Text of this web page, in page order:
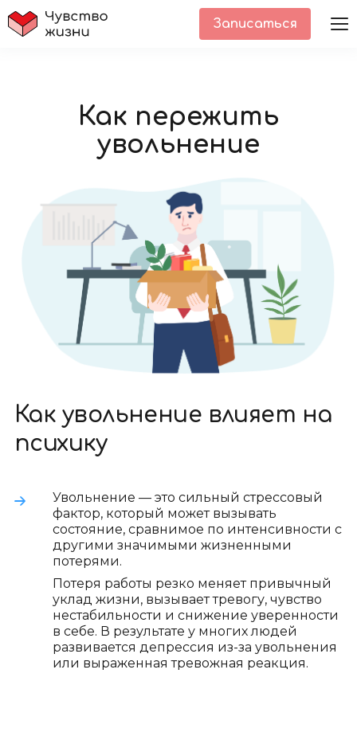
Записаться
Как пережить
увольнение
Как увольнение влияет на
психику
Увольнение — это сильный стрессовый
фактор, который может вызывать
состояние, сравнимое по интенсивности с
другими значимыми жизненными
потерями.
Потеря работы резко меняет привычный
уклад жизни, вызывает тревогу, чувство
нестабильности и снижение уверенности
в себе. В результате у многих людей
развивается депрессия из-за увольнения
или выраженная тревожная реакция.